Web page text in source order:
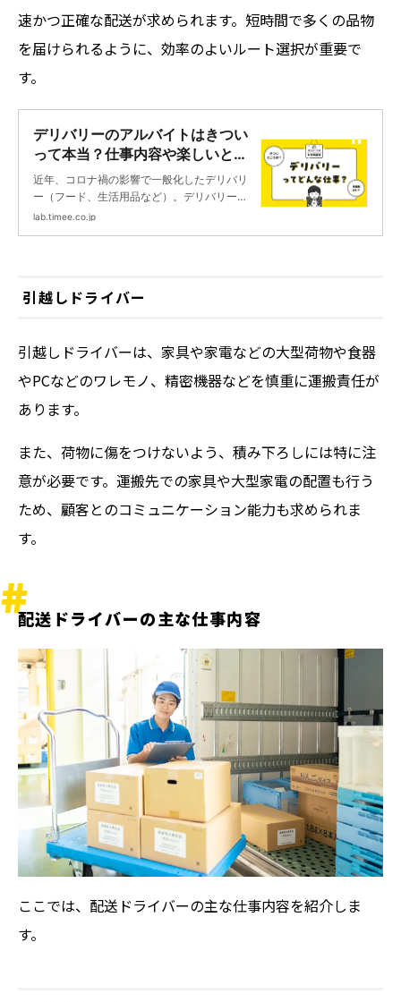
速かつ正確な配送が求められます。短時間で多くの品物
を届けられるように、効率のよいルート選択が重要で
す。
デリバリーのアルバイトはきつい
って本当？仕事内容や楽しいとこ
ろ・メリットも解説 | タイミーラ
ボ - スキマで働く、世界が広が
る。
近年、コロナ禍の影響で一般化したデリバリ
ー（フード、生活用品など）。デリバリーバ
イトに興味を持ち、「仕事をしてみたい！」
て解説します。デリバリーバイトに興味のあ
lab.timee.co.jp
引越しドライバー
引越しドライバーは、家具や家電などの大型荷物や食器
やPCなどのワレモノ、精密機器などを慎重に運搬責任が
あります。
また、荷物に傷をつけないよう、積み下ろしには特に注
意が必要です。運搬先での家具や大型家電の配置も行う
ため、顧客とのコミュニケーション能力も求められま
す。
配送ドライバーの主な仕事内容
ここでは、配送ドライバーの主な仕事内容を紹介しま
す。